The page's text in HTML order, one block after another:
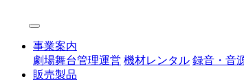
事業案内
劇場舞台管理運営 機材レンタル 録音・音
販売製品